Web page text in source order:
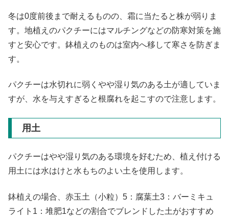
冬は0度前後まで耐えるものの、霜に当たると株が弱りま
す。地植えのパクチーにはマルチングなどの防寒対策を施
すと安心です。鉢植えのものは室内へ移して寒さを防ぎま
す。
パクチーは水切れに弱くやや湿り気のある土が適していま
すが、水を与えすぎると根腐れを起こすので注意します。
用土
パクチーはやや湿り気のある環境を好むため、植え付ける
用土には水はけと水もちのよい土を使用します。
鉢植えの場合、赤玉土（小粒）5：腐葉土3：バーミキュ
ライト1：堆肥1などの割合でブレンドした土がおすすめ